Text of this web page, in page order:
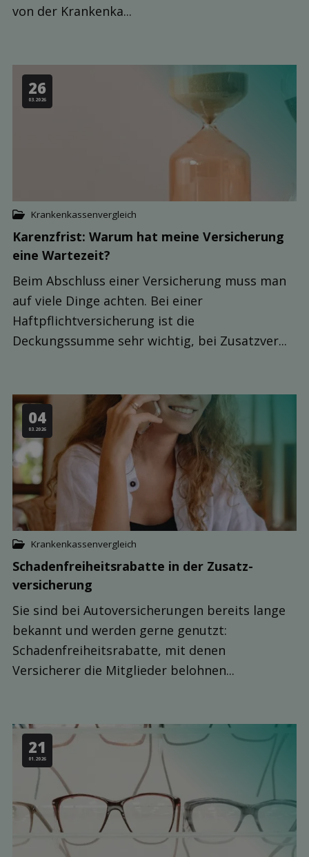
von der Krankenka...
26
03.2026
Krankenkassenvergleich
Karenzfrist: Warum hat meine Ver­sicherung
eine Warte­zeit?
Beim Abschluss einer Versicherung muss man
auf viele Dinge achten. Bei einer
Haftpflichtversicherung ist die
Deckungssumme sehr wichtig, bei Zusatzver...
04
03.2026
Krankenkassenvergleich
Schaden­freiheits­rabatte in der Zusatz­
versicherung
Sie sind bei Autoversicherungen bereits lange
bekannt und werden gerne genutzt:
Schadenfreiheitsrabatte, mit denen
Versicherer die Mitglieder belohnen...
21
01.2026